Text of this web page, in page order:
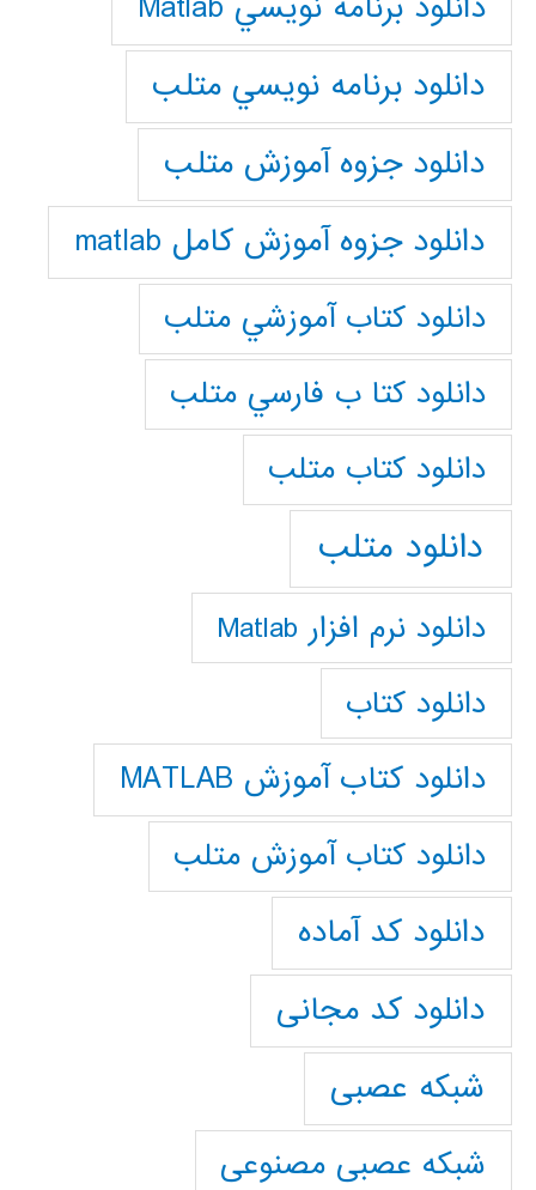
دانلود برنامه نويسي متلب
دانلود جزوه آموزش متلب
دانلود جزوه آموزش کامل matlab
دانلود كتاب آموزشي متلب
دانلود كتا ب فارسي متلب
دانلود كتاب متلب
دانلود متلب
دانلود نرم افزار Matlab
دانلود کتاب
دانلود کتاب آموزش MATLAB
دانلود کتاب آموزش متلب
دانلود کد آماده
دانلود کد مجانی
شبکه عصبی
شبکه عصبی مصنوعی